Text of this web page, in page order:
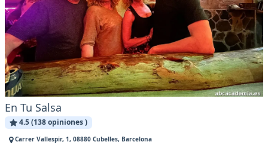
En Tu Salsa
4.5 (138 opiniones )
Carrer Vallespir, 1, 08880 Cubelles, Barcelona